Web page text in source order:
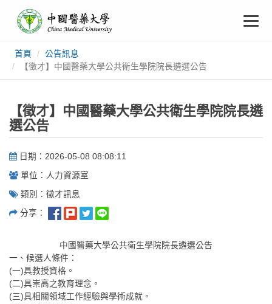
要
中
國
醫
藥
大
學
首頁
公告訊息
【徵才】中國醫藥大學公共衛生學院院長遴選公告
【徵才】中國醫藥大學公共衛生學院院長遴
選公告
日期：2026-05-08 08:08:11
單位：人力資源室
類別：徵才訊息
分享：
中國醫藥大學公共衛生學院院長遴選公告
一、候選人條件：
(一)具教授資格。
(二)具崇高之教育理念。
(三)具相關領域工作經驗與學術成就。